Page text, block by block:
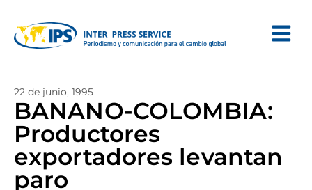
22 de junio, 1995
BANANO-COLOMBIA:
Productores
exportadores levantan
paro